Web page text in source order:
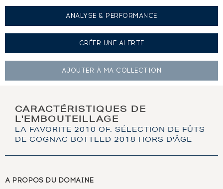
ANALYSE & PERFORMANCE
CRÉER UNE ALERTE
AJOUTER À MA COLLECTION
CARACTÉRISTIQUES DE
L'EMBOUTEILLAGE
LA FAVORITE 2010 OF. SÉLECTION DE FÛTS
DE COGNAC BOTTLED 2018 HORS D'ÂGE
A PROPOS DU DOMAINE